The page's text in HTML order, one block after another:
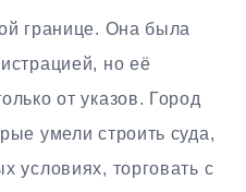
границе. Она была
но её
от указов. Город
умели строить суда,
условиях, торговать с